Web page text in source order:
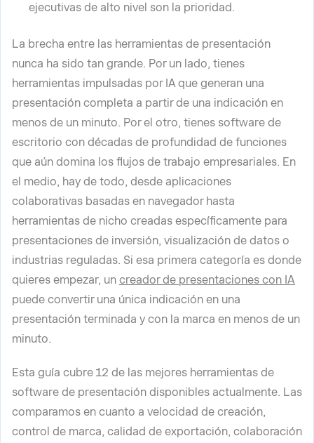
ejecutivas de alto nivel son la prioridad.
La brecha entre las herramientas de presentación
nunca ha sido tan grande. Por un lado, tienes
herramientas impulsadas por IA que generan una
presentación completa a partir de una indicación en
menos de un minuto. Por el otro, tienes software de
escritorio con décadas de profundidad de funciones
que aún domina los flujos de trabajo empresariales. En
el medio, hay de todo, desde aplicaciones
colaborativas basadas en navegador hasta
herramientas de nicho creadas específicamente para
presentaciones de inversión, visualización de datos o
industrias reguladas. Si esa primera categoría es donde
quieres empezar, un creador de presentaciones con IA
puede convertir una única indicación en una
presentación terminada y con la marca en menos de un
minuto.
Esta guía cubre 12 de las mejores herramientas de
software de presentación disponibles actualmente. Las
comparamos en cuanto a velocidad de creación,
control de marca, calidad de exportación, colaboración